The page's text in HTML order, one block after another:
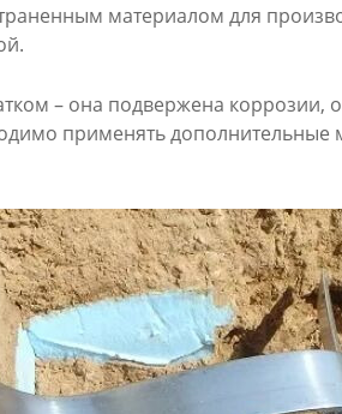
материалом для
– она подвержена
применять дополнительные